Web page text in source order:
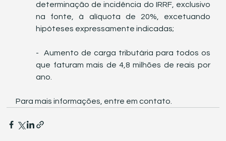
determinação de incidência do IRRF, exclusivo
na fonte, à alíquota de 20%, excetuando
hipóteses expressamente indicadas;
-  Aumento de carga tributária para todos os
que faturam mais de 4,8 milhões de reais por
ano.
Para mais informações, entre em contato.